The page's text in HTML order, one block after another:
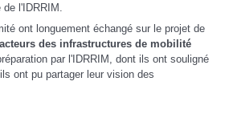
de l'IDRRIM.
ont longuement échangé sur le projet de
des infrastructures de mobilité
par l'IDRRIM, dont ils ont souligné
ont pu partager leur vision des